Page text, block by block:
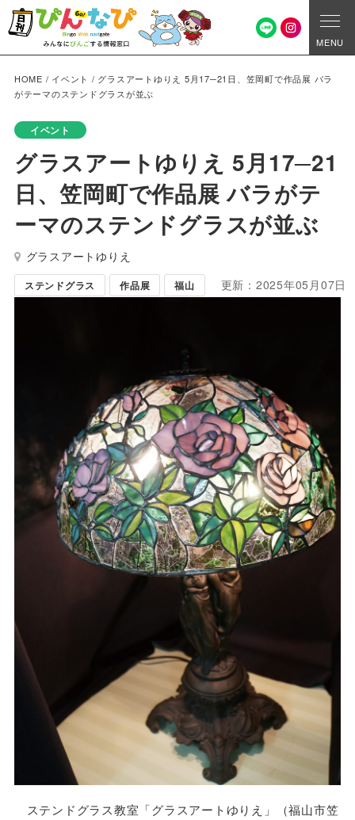
MENU
HOME / イベント / グラスアートゆりえ 5月17─21日、笠岡町で作品展 バラ
がテーマのステンドグラスが並ぶ
イベント
グラスアートゆりえ 5月17─21
日、笠岡町で作品展 バラがテ
ーマのステンドグラスが並ぶ
グラスアートゆりえ
ステンドグラス 作品展 福山 更新：2025年05月07日
ステンドグラス教室「グラスアートゆりえ」（福山市笠